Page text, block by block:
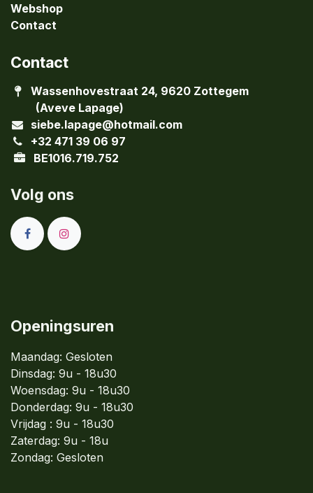
Webshop
Contact
Contact
Wassenhovestraat 24, 9620 Zottegem
(Aveve Lapage)
siebe.lapage@hotmail.com
+32 471 39 06 97
BE1016.719.752
Volg ons
Openingsuren
Maandag: Gesloten
Dinsdag: 9u - 18u30
Woensdag: 9u - 18u30
Donderdag: 9u - 18u30
Vrijdag : 9u - 18u30
Zaterdag: 9u - 18u
Zondag: Gesloten